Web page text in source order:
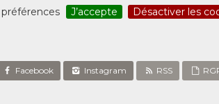
J’accepte Désactiver les
Facebook Instagram RSS